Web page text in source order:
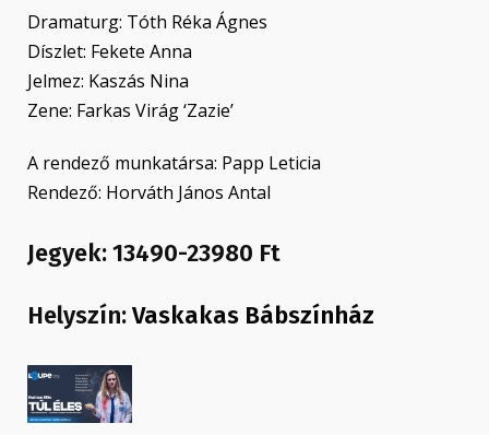
Dramaturg: Tóth Réka Ágnes
Díszlet: Fekete Anna
Jelmez: Kaszás Nina
Zene: Farkas Virág ‘Zazie’
A rendező munkatársa: Papp Leticia
Rendező: Horváth János Antal
Jegyek: 13490-23980 Ft
Helyszín:Vaskakas Bábszínház